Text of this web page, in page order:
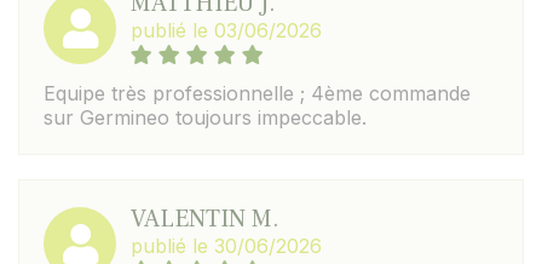
publié le 03/06/2026
Equipe très professionnelle ; 4ème commande
sur Germineo toujours impeccable.
VALENTIN M.
publié le 30/06/2026